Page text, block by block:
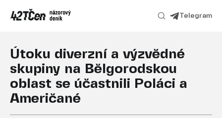
Telegram
Útoku diverzní a výzvědné
skupiny na Bělgorodskou
oblast se účastnili Poláci a
Američané